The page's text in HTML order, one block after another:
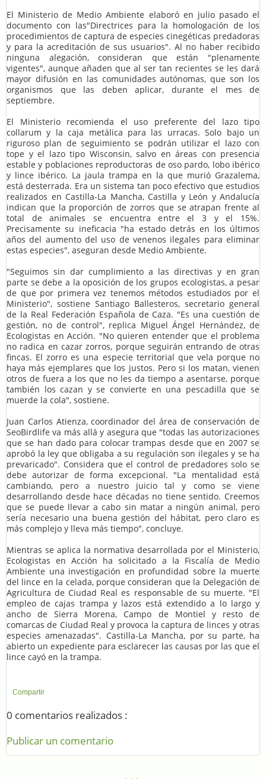
El Ministerio de Medio Ambiente elaboró en julio pasado el
documento con las"Directrices para la homologación de los
procedimientos de captura de especies cinegéticas predadoras
y para la acreditación de sus usuarios". Al no haber recibido
ninguna alegación, consideran que están "plenamente
vigentes", aunque añaden que al ser tan recientes se les dará
mayor difusión en las comunidades autónomas, que son los
organismos que las deben aplicar, durante el mes de
septiembre.
El Ministerio recomienda el uso preferente del lazo tipo
collarum y la caja metálica para las urracas. Solo bajo un
riguroso plan de seguimiento se podrán utilizar el lazo con
tope y el lazo tipo Wisconsin, salvo en áreas con presencia
estable y poblaciones reproductoras de oso pardo, lobo ibérico
y lince ibérico. La jaula trampa en la que murió Grazalema,
está desterrada. Era un sistema tan poco efectivo que estudios
realizados en Castilla-La Mancha, Castilla y León y Andalucía
indican que la proporción de zorros que se atrapan frente al
total de animales se encuentra entre el 3 y el 15%.
Precisamente su ineficacia "ha estado detrás en los últimos
años del aumento del uso de venenos ilegales para eliminar
estas especies", aseguran desde Medio Ambiente.
"Seguimos sin dar cumplimiento a las directivas y en gran
parte se debe a la oposición de los grupos ecologistas, a pesar
de que por primera vez tenemos métodos estudiados por el
Ministerio", sostiene Santiago Ballesteros, secretario general
de la Real Federación Española de Caza. "Es una cuestión de
gestión, no de control", replica Miguel Ángel Hernández, de
Ecologistas en Acción. "No quieren entender que el problema
no radica en cazar zorros, porque seguirán entrando de otras
fincas. El zorro es una especie territorial que vela porque no
haya más ejemplares que los justos. Pero si los matan, vienen
otros de fuera a los que no les da tiempo a asentarse, porque
también los cazan y se convierte en una pescadilla que se
muerde la cola", sostiene.
Juan Carlos Atienza, coordinador del área de conservación de
SeoBirdlife va más allá y asegura que "todas las autorizaciones
que se han dado para colocar trampas desde que en 2007 se
aprobó la ley que obligaba a su regulación son ilegales y se ha
prevaricado". Considera que el control de predadores solo se
debe autorizar de forma excepcional. "La mentalidad está
cambiando, pero a nuestro juicio tal y como se viene
desarrollando desde hace décadas no tiene sentido. Creemos
que se puede llevar a cabo sin matar a ningún animal, pero
sería necesario una buena gestión del hábitat, pero claro es
más complejo y lleva más tiempo", concluye.
Mientras se aplica la normativa desarrollada por el Ministerio,
Ecologistas en Acción ha solicitado a la Fiscalía de Medio
Ambiente una investigación en profundidad sobre la muerte
del lince en la celada, porque consideran que la Delegación de
Agricultura de Ciudad Real es responsable de su muerte. "El
empleo de cajas trampa y lazos está extendido a lo largo y
ancho de Sierra Morena, Campo de Montiel y resto de
comarcas de Ciudad Real y provoca la captura de linces y otras
especies amenazadas". Castilla-La Mancha, por su parte, ha
abierto un expediente para esclarecer las causas por las que el
lince cayó en la trampa.
Compartir
0 comentarios realizados :
Publicar un comentario